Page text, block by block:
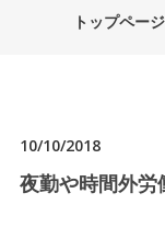
トップページ
10/10/2018
夜勤や時間外労